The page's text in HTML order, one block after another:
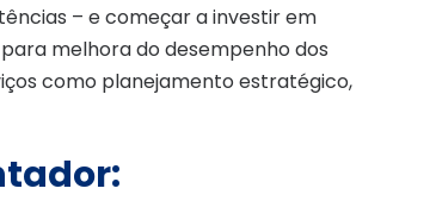
– e começar a investir em
melhora do desempenho dos
como planejamento estratégico,